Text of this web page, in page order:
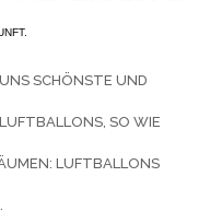
SCHÖNSTE UND
SO WIE
LUFTBALLONS